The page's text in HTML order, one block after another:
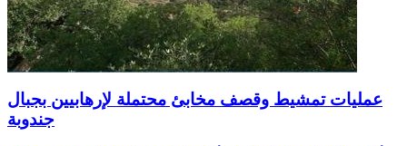
عمليات تمشيط وقصف مخابئ محتملة لإرهابيين بجبال
جندوبة